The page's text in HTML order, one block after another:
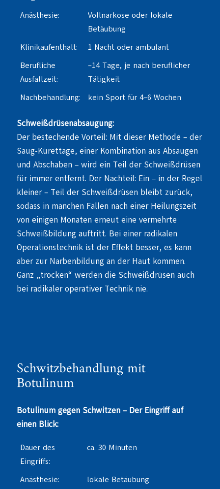
Anästhesie:
Vollnarkose oder lokale
Betäubung
Klinikaufenthalt:
1 Nacht oder ambulant
Berufliche
Ausfallzeit:
–14 Tage, je nach beruflicher
Tätigkeit
Nachbehandlung:
kein Sport für 4–6 Wochen
Schweißdrüsenabsaugung:
Der bestechende Vorteil: Mit dieser Methode – der
Saug-Kürettage, einer Kombination aus Absaugen
und Abschaben – wird ein Teil der Schweißdrüsen
für immer entfernt. Der Nachteil: Ein – in der Regel
kleiner – Teil der Schweißdrüsen bleibt zurück,
sodass in manchen Fällen nach einer Heilungszeit
von einigen Monaten erneut eine vermehrte
Schweißbildung auftritt. Bei einer radikalen
Operationstechnik ist der Effekt besser, es kann
aber zur Narbenbildung an der Haut kommen.
Ganz „trocken“ werden die Schweißdrüsen auch
bei radikaler operativer Technik nie.
Schwitzbehandlung mit
Botulinum
Botulinum gegen Schwitzen – Der Eingriff auf
einen Blick:
Dauer des
Eingriffs:
ca. 30 Minuten
Anästhesie: lokale Betäubung